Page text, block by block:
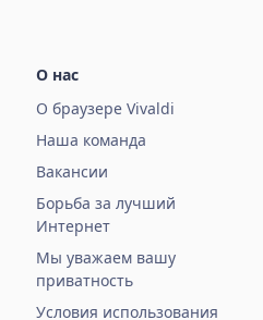
О нас
О браузере Vivaldi
Наша команда
Вакансии
Борьба за лучший
Интернет
Мы уважаем вашу
приватность
Условия использования